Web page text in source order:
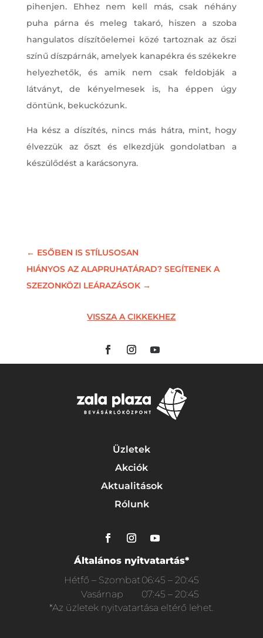
pihenjen. Ehhez nem kell más, csak néhány
puha párna és meleg takaró, hiszen a szoba
hangulatos díszítőelemei közé tartoznak az őszi
színű díszpárnák, amelyek kanapékra és székekre
helyezhetők, és amik nem csak feldobják a
látványt, de kényelmesek is, ha éppen úgy
döntünk, bekuckózunk.
Ha kész a díszítés, nincs más hátra, mint, hogy
élvezzük az őszt és elkezdjük gondolatban a
készülődést a karácsonyra.
← ESŐBEN IS STÍLUSOSAN
HIÁNYOS AZ ALAPRUHATÁRAD? SEGÍTENEK A
SZEZONKÖZI LEÁRAZÁSOK→
VISSZA A CIKKEKHEZ
Üzletek
Akciók
Aktualitások
Rólunk
Általános nyitvatartás*
Hétfő – Szombat 06:45 – 20:45
Vasárnap
07:45 – 20:45
*Az üzletek nyitvatartása eltérő lehet.